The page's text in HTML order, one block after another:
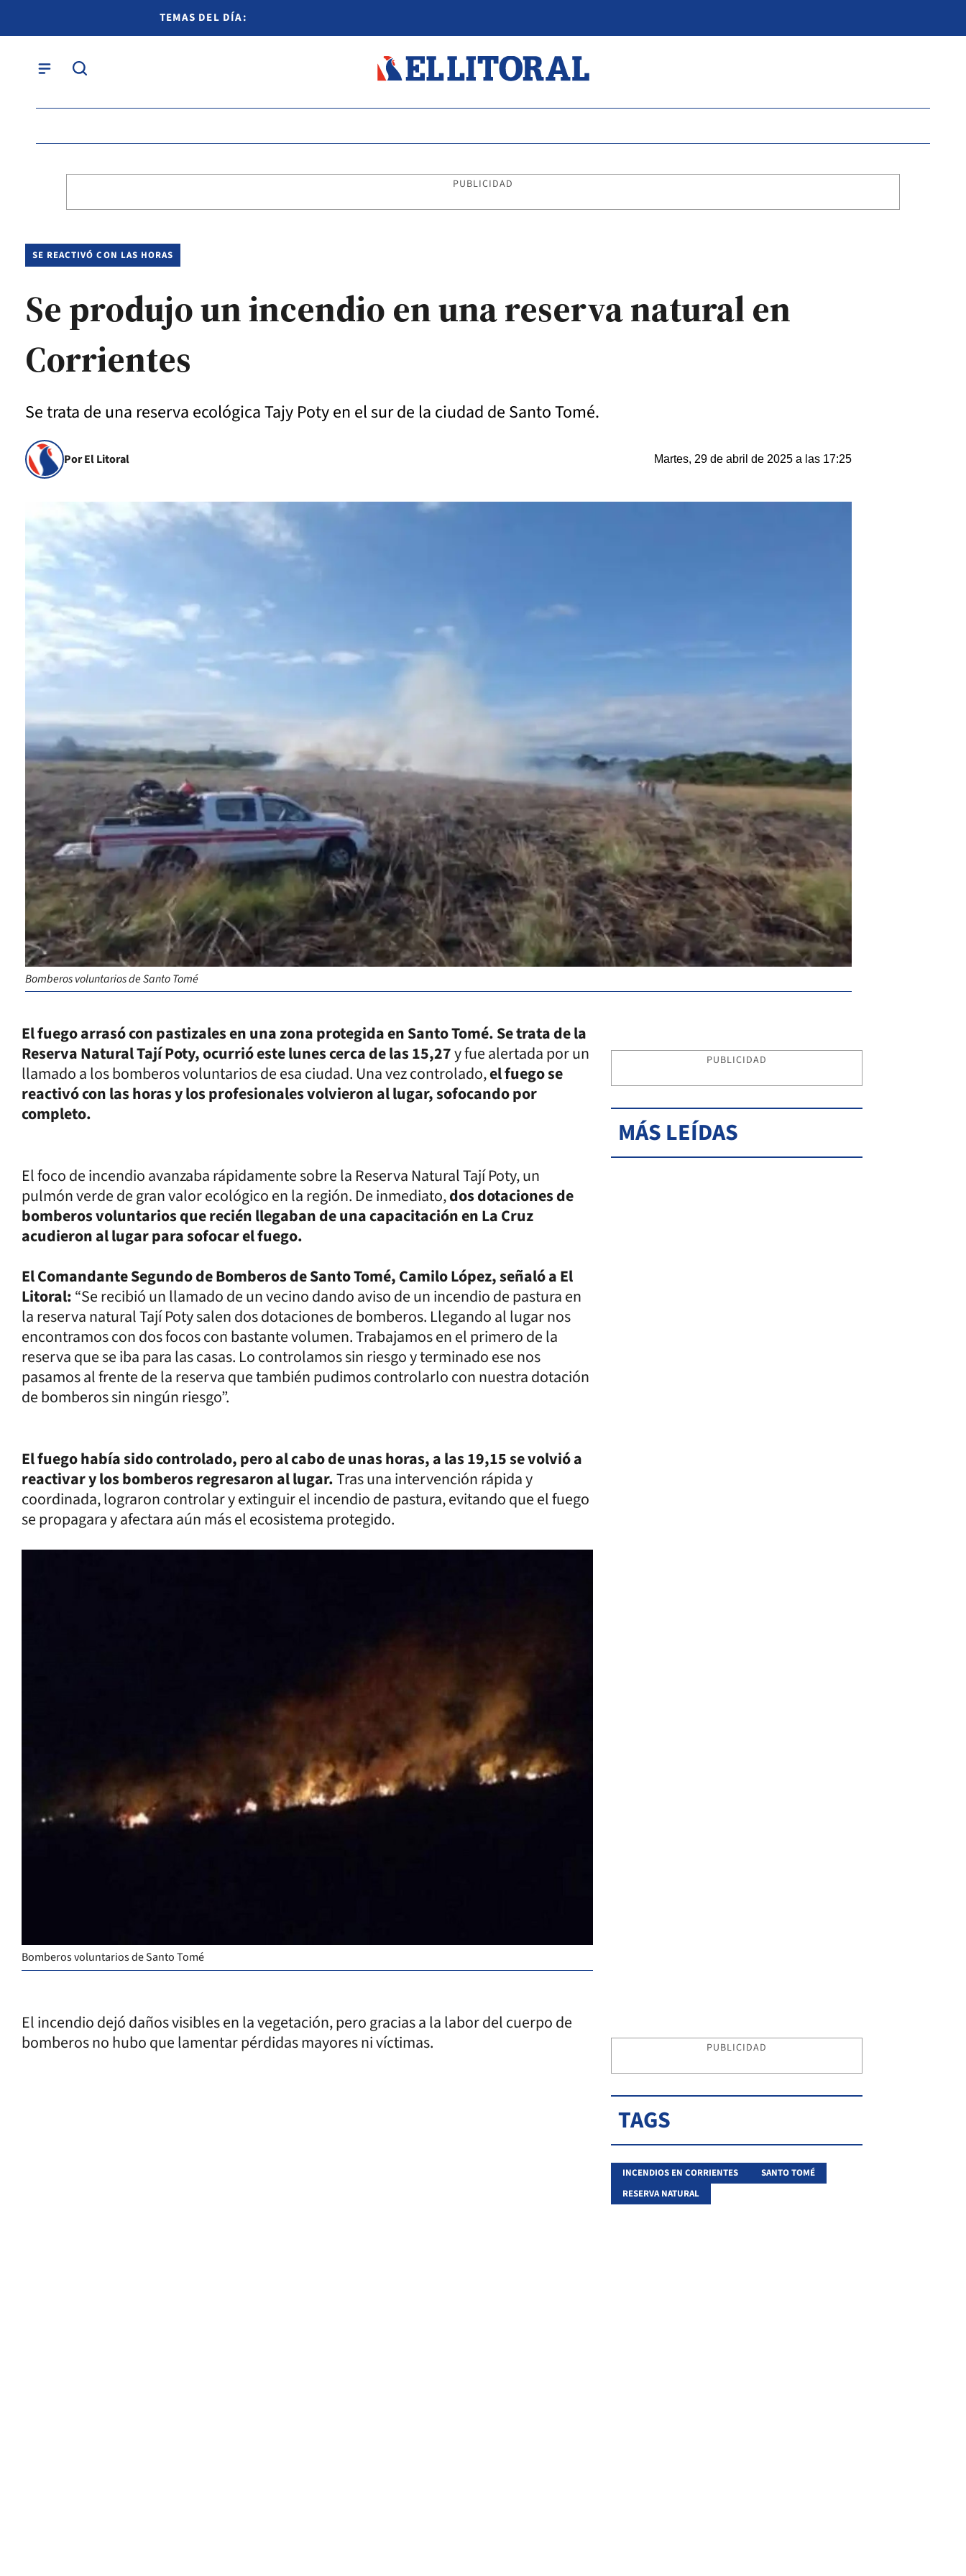
TEMAS DEL DÍA:
PUBLICIDAD
SE REACTIVÓ CON LAS HORAS
Se produjo un incendio en una reserva natural en
Corrientes
Se trata de una reserva ecológica Tajy Poty en el sur de la ciudad de Santo Tomé.
Por El Litoral Martes, 29 de abril de 2025 a las 17:25
Bomberos voluntarios de Santo Tomé
El fuego arrasó con pastizales en una zona protegida en Santo Tomé. Se trata de la
Reserva Natural Tají Poty, ocurrió este lunes cerca de las 15,27y fue alertada por un
llamado a los bomberos voluntarios de esa ciudad. Una vez controlado,el fuego se
reactivó con las horas y los profesionales volvieron al lugar, sofocando por
completo.
El foco de incendio avanzaba rápidamente sobre la Reserva Natural Tají Poty, un
pulmón verde de gran valor ecológico en la región. De inmediato,dos dotaciones de
bomberos voluntarios que recién llegaban de una capacitación en La Cruz
acudieron al lugar para sofocar el fuego.
El Comandante Segundo de Bomberos de Santo Tomé, Camilo López, señaló a El
Litoral:“Se recibió un llamado de un vecino dando aviso de un incendio de pastura en
la reserva natural Tají Poty salen dos dotaciones de bomberos. Llegando al lugar nos
encontramos con dos focos con bastante volumen. Trabajamos en el primero de la
reserva que se iba para las casas. Lo controlamos sin riesgo y terminado ese nos
pasamos al frente de la reserva que también pudimos controlarlo con nuestra dotación
de bomberos sin ningún riesgo”.
El fuego había sido controlado, pero al cabo de unas horas, a las 19,15 se volvió a
reactivar y los bomberos regresaron al lugar.Tras una intervención rápida y
coordinada, lograron controlar y extinguir el incendio de pastura, evitando que el fuego
se propagara y afectara aún más el ecosistema protegido.
Bomberos voluntarios de Santo Tomé
El incendio dejó daños visibles en la vegetación, pero gracias a la labor del cuerpo de
bomberos no hubo que lamentar pérdidas mayores ni víctimas.
PUBLICIDAD
MÁS LEÍDAS
PUBLICIDAD
TAGS
INCENDIOS EN CORRIENTES
SANTO TOMÉ
RESERVA NATURAL